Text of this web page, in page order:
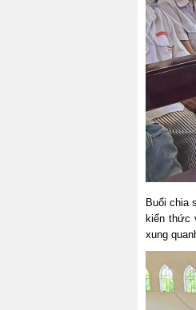
Buổi chia
kiến thức
xung